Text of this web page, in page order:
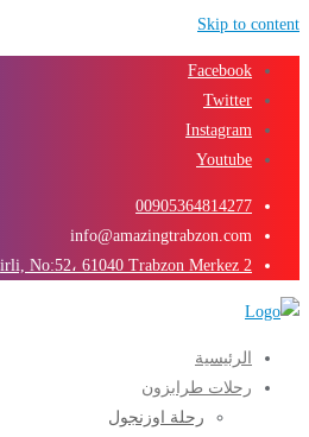
Skip to content
Facebook
Twitter
Instagram
Youtube
00905364814277
info@amazingtrabzon.com
2 Nolu Beşirli, No:52، 61040 Trabzon Merkez
الرئيسية
رحلات طرابزون
رحلة اوزنجول